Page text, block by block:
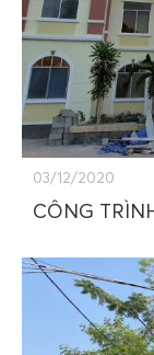
03/12/2020
CÔNG